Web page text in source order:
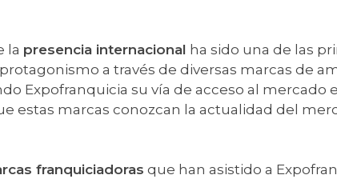
la presencia internacional ha sido una de las
a través de diversas marcas de
Expofranquicia su vía de acceso al
estas marcas conozcan la actualidad del
franquiciadoras que han asistido a